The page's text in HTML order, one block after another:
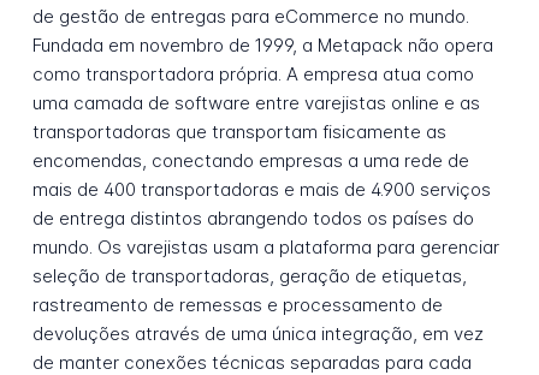
de gestão de entregas para eCommerce no mundo.
Fundada em novembro de 1999, a Metapack não opera
como transportadora própria. A empresa atua como
uma camada de software entre varejistas online e as
transportadoras que transportam fisicamente as
encomendas, conectando empresas a uma rede de
mais de 400 transportadoras e mais de 4.900 serviços
de entrega distintos abrangendo todos os países do
mundo. Os varejistas usam a plataforma para gerenciar
seleção de transportadoras, geração de etiquetas,
rastreamento de remessas e processamento de
devoluções através de uma única integração, em vez
de manter conexões técnicas separadas para cada